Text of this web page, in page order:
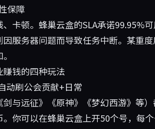
保障
、卡顿。蜂巢云盒的SLA承诺99.95%
因服务器问题而导致任务中断。某重
钱的四种玩法
动刷公会贡献+日常
与远征》《原神》《梦幻西游》等
你可以在蜂巢云盒上开50个号，每